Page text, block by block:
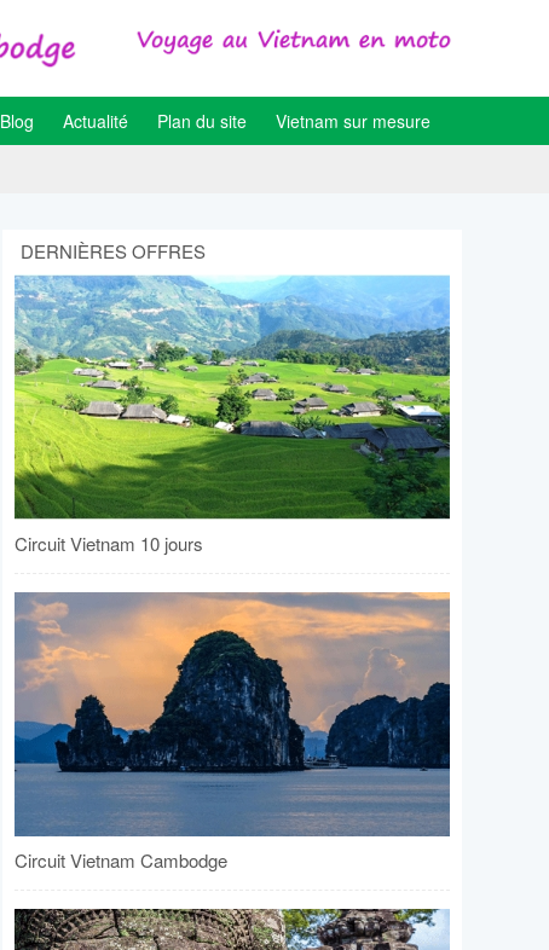
Blog Actualité Plan du site Vietnam sur mesure
DERNIÈRES OFFRES
Circuit Vietnam 10 jours
Circuit Vietnam Cambodge